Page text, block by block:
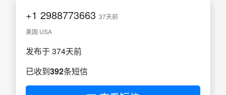
+1 2988773663 37天前
美国 USA
发布于 374天前
已收到392条短信